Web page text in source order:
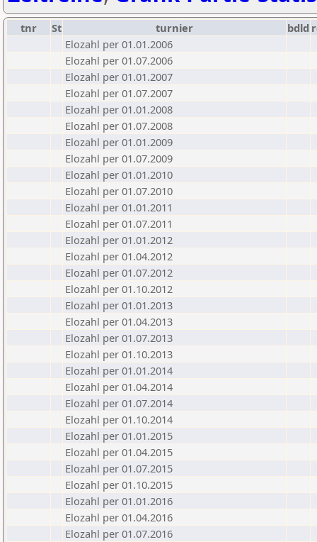
tnr St turnier bdld
Elozahl per 01.01.2006
Elozahl per 01.07.2006
Elozahl per 01.01.2007
Elozahl per 01.07.2007
Elozahl per 01.01.2008
Elozahl per 01.07.2008
Elozahl per 01.01.2009
Elozahl per 01.07.2009
Elozahl per 01.01.2010
Elozahl per 01.07.2010
Elozahl per 01.01.2011
Elozahl per 01.07.2011
Elozahl per 01.01.2012
Elozahl per 01.04.2012
Elozahl per 01.07.2012
Elozahl per 01.10.2012
Elozahl per 01.01.2013
Elozahl per 01.04.2013
Elozahl per 01.07.2013
Elozahl per 01.10.2013
Elozahl per 01.01.2014
Elozahl per 01.04.2014
Elozahl per 01.07.2014
Elozahl per 01.10.2014
Elozahl per 01.01.2015
Elozahl per 01.04.2015
Elozahl per 01.07.2015
Elozahl per 01.10.2015
Elozahl per 01.01.2016
Elozahl per 01.04.2016
Elozahl per 01.07.2016